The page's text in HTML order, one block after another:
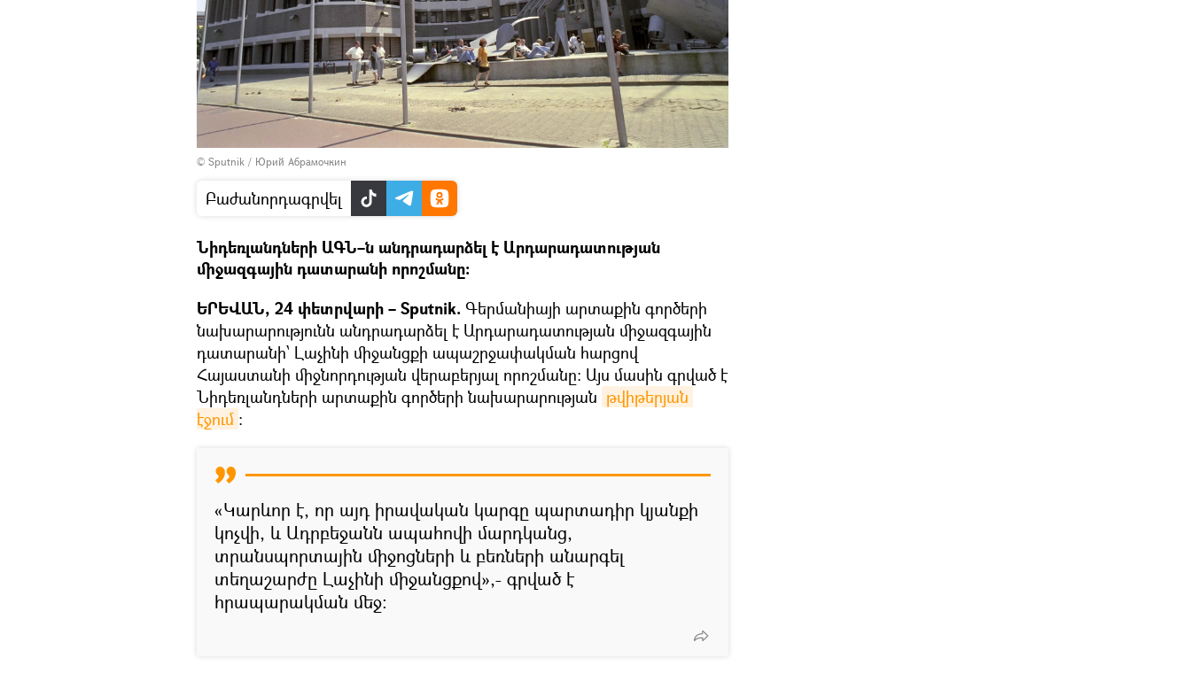
© Sputnik / Юрий Абрамочкин
Բաժանորդագրվել
Նիդեռլանդների ԱԳՆ–ն անդրադարձել է Արդարադատության
միջազգային դատարանի որոշմանը։
ԵՐԵՎԱՆ, 24 փետրվարի – Sputnik. Գերմանիայի արտաքին գործերի
նախարարությունն անդրադարձել է Արդարադատության միջազգային
դատարանի՝ Լաչինի միջանցքի ապաշրջափակման հարցով
Հայաստանի միջնորդության վերաբերյալ որոշմանը։ Այս մասին գրված է
Նիդեռլանդների արտաքին գործերի նախարարության թվիթերյան
էջում ։
«Կարևոր է, որ այդ իրավական կարգը պարտադիր կյանքի
կոչվի, և Ադրբեջանն ապահովի մարդկանց,
տրանսպորտային միջոցների և բեռների անարգել
տեղաշարժը Լաչինի միջանցքով»,- գրված է
հրապարակման մեջ։